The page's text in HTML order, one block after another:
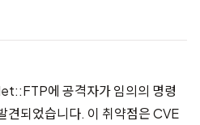
에 공격자가 임의의 명령
견되었습니다. 이 취약점은 CVE